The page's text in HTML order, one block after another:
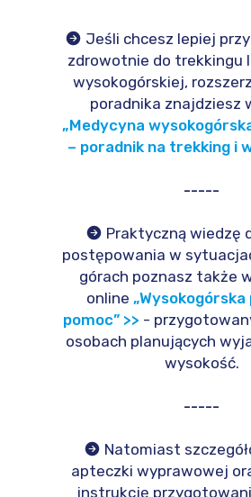
Jeśli chcesz lepiej
zdrowotnie do trekkingu
wysokogórskiej,
poradnika znajdziesz
„Medycyna
– poradnik na trekking i
-----
Praktyczną wiedzę
postępowania w
górach poznasz także
online
pomoc” >> -
osobach planujących
wysokość.
-----
Natomiast
apteczki wyprawowej
instrukcję